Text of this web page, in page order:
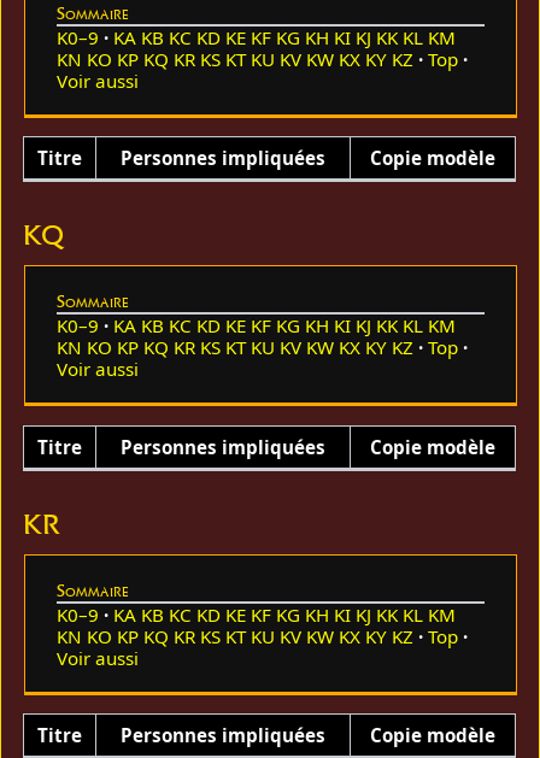
Sommaire
K0–9 KA KB KC KD KE KF KG KH KI KJ KK KL KM
KN KO KP KQ KR KS KT KU KV KW KX KY KZ
Top
Voir aussi
Titre Personnes impliquées Copie modèle
KQ
Sommaire
K0–9 KA KB KC KD KE KF KG KH KI KJ KK KL KM
KN KO KP KQ KR KS KT KU KV KW KX KY KZ
Top
Voir aussi
Titre Personnes impliquées Copie modèle
KR
Sommaire
K0–9 KA KB KC KD KE KF KG KH KI KJ KK KL KM
KN KO KP KQ KR KS KT KU KV KW KX KY KZ
Top
Voir aussi
Titre Personnes impliquées Copie modèle